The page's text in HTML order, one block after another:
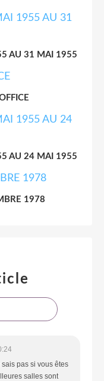
AU 31 MAI 1955
AU 24 MAI 1955
1978
pas si vous êtes
salles sont